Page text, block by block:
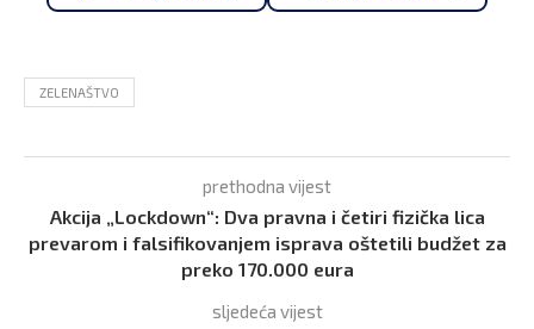
ZELENAŠTVO
prethodna vijest
Akcija „Lockdown“: Dva pravna i četiri fizička lica
prevarom i falsifikovanjem isprava oštetili budžet za
preko 170.000 eura
sljedeća vijest